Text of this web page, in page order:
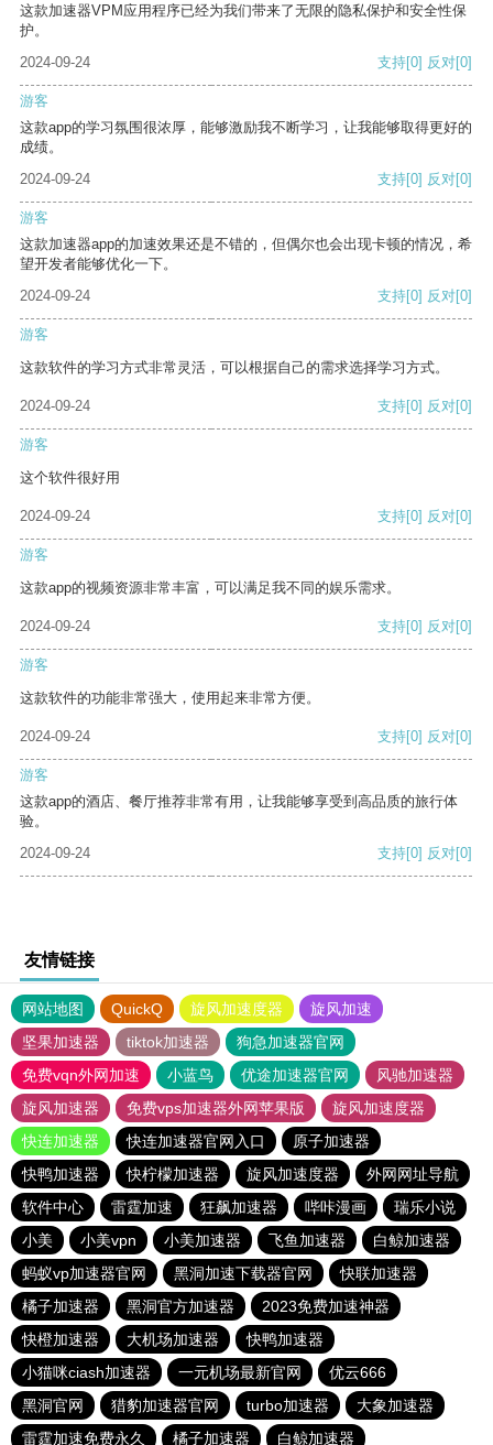
这款加速器VPM应用程序已经为我们带来了无限的隐私保护和安全性保
护。
2024-09-24
支持[0] 反对[0]
游客
这款app的学习氛围很浓厚，能够激励我不断学习，让我能够取得更好的
成绩。
2024-09-24
支持[0] 反对[0]
游客
这款加速器app的加速效果还是不错的，但偶尔也会出现卡顿的情况，希
望开发者能够优化一下。
2024-09-24
支持[0] 反对[0]
游客
这款软件的学习方式非常灵活，可以根据自己的需求选择学习方式。
2024-09-24 支持[0] 反对[0]
游客
这个软件很好用
2024-09-24 支持[0] 反对[0]
游客
这款app的视频资源非常丰富，可以满足我不同的娱乐需求。
2024-09-24 支持[0] 反对[0]
游客
这款软件的功能非常强大，使用起来非常方便。
2024-09-24 支持[0] 反对[0]
游客
这款app的酒店、餐厅推荐非常有用，让我能够享受到高品质的旅行体
验。
2024-09-24
支持[0] 反对[0]
友情链接
网站地图 QuickQ 旋风加速度器
旋风加速
坚果加速器
tiktok加速器
狗急加速器官网
免费vqn外网加速
小蓝鸟 优途加速器官网
风驰加速器
旋风加速器
免费vps加速器外网苹果版
旋风加速度器
快连加速器
快连加速器官网入口
原子加速器
快鸭加速器
快柠檬加速器 旋风加速度器
外网网址导航
软件中心
雷霆加速 狂飙加速器 哔咔漫画
瑞乐小说
小美
小美vpn 小美加速器 飞鱼加速器
白鲸加速器
蚂蚁vp加速器官网
黑洞加速下载器官网
快联加速器
橘子加速器
黑洞官方加速器
2023免费加速神器
快橙加速器
大机场加速器
快鸭加速器
小猫咪ciash加速器
一元机场最新官网
优云666
黑洞官网
猎豹加速器官网 turbo加速器
大象加速器
雷霆加速免费永久
橘子加速器 白鲸加速器